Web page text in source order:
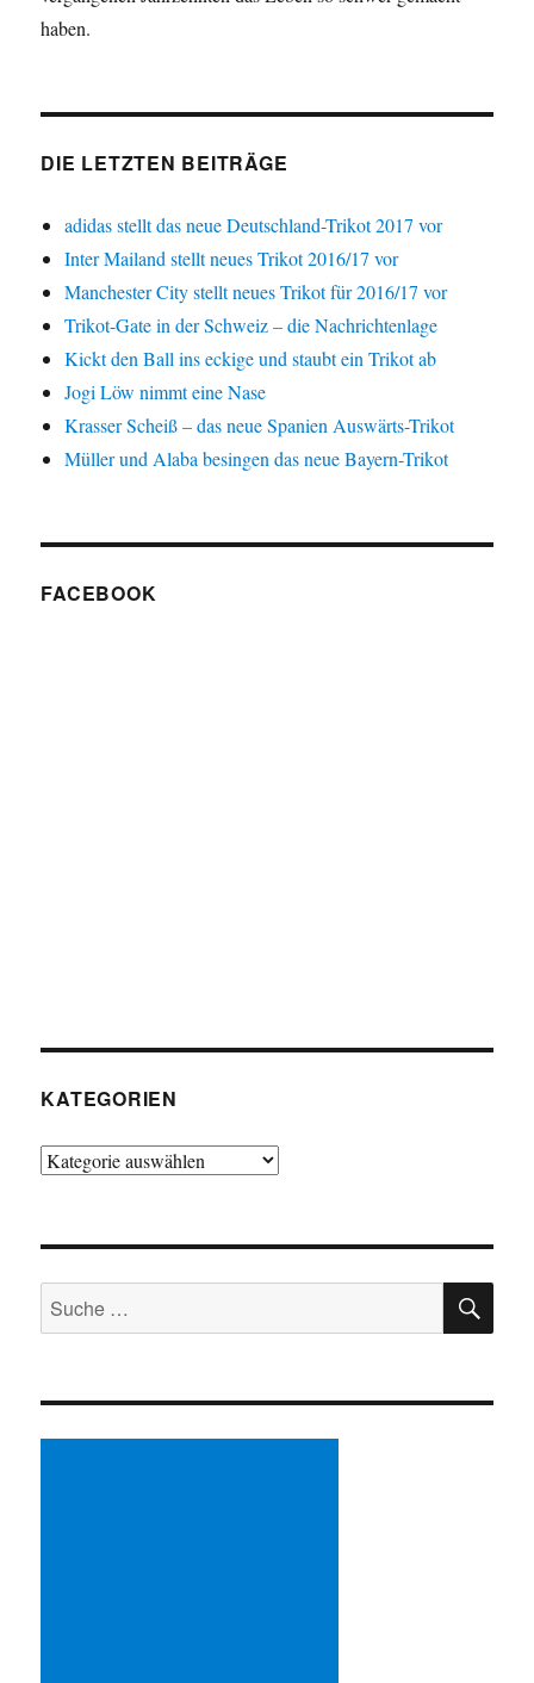
haben.
DIE LETZTEN BEITRÄGE
adidas stellt das neue Deutschland-Trikot 2017 vor
Inter Mailand stellt neues Trikot 2016/17 vor
Manchester City stellt neues Trikot für 2016/17 vor
Trikot-Gate in der Schweiz – die Nachrichtenlage
Kickt den Ball ins eckige und staubt ein Trikot ab
Jogi Löw nimmt eine Nase
Krasser Scheiß – das neue Spanien Auswärts-Trikot
Müller und Alaba besingen das neue Bayern-Trikot
FACEBOOK
KATEGORIEN
Kategorien
Suche
nach: